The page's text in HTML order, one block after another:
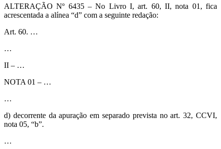
ALTERAÇÃO Nº 6435 – No Livro I, art. 60, II, nota 01, fica
acrescentada a alínea “d” com a seguinte redação:
Art. 60. …
…
II – …
NOTA 01 – …
…
d) decorrente da apuração em separado prevista no art. 32, CCVI,
nota 05, “b”.
…